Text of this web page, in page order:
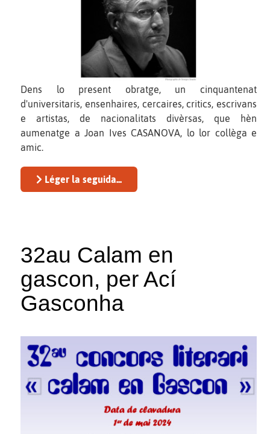
Dens lo present obratge, un cinquantenat
d'universitaris, ensenhaires, cercaires, critics, escrivans
e artistas, de nacionalitats divèrsas, que hèn
aumenatge a Joan Ives CASANOVA, lo lor collèga e
amic.
Léger la seguida...
32au Calam en
gascon, per Ací
Gasconha